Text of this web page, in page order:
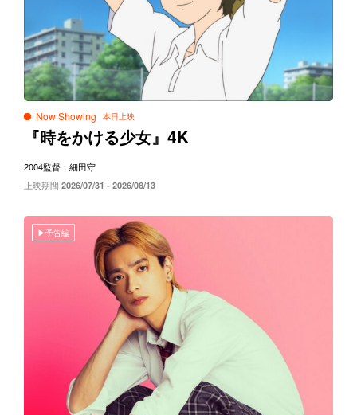
Now Showing
『時をかける少女』 4K
2004監督：細田守
上映期間 2026/07/31 - 2026/08/13
予告編